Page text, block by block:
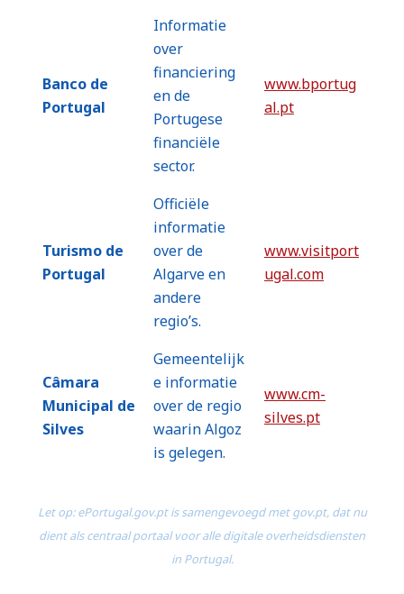
Banco de
Portugal
Informatie
over
financiering
en de
Portugese
financiële
sector.
www.bportug
al.pt
Turismo de
Portugal
Officiële
informatie
over de
Algarve en
andere
regio’s.
www.visitport
ugal.com
Câmara
Municipal de
Silves
Gemeentelijk
e informatie
over de regio
waarin Algoz
is gelegen.
www.cm-
silves.pt
Let op: ePortugal.gov.pt is samengevoegd met gov.pt, dat nu
dient als centraal portaal voor alle digitale overheidsdiensten
in Portugal.